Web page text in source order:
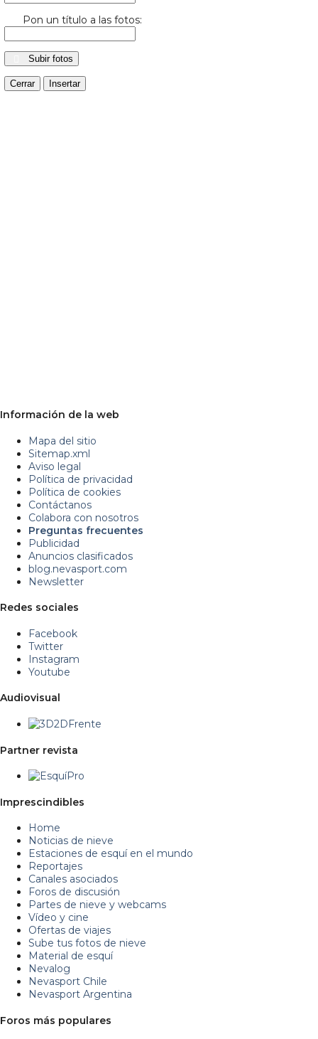
Pon un título a las fotos:
Subir fotos
Cerrar Insertar
Información de la web
Mapa del sitio
Sitemap.xml
Aviso legal
Política de privacidad
Política de cookies
Contáctanos
Colabora con nosotros
Preguntas frecuentes
Publicidad
Anuncios clasificados
blog.nevasport.com
Newsletter
Redes sociales
Facebook
Twitter
Instagram
Youtube
Audiovisual
Partner revista
Imprescindibles
Home
Noticias de nieve
Estaciones de esquí en el mundo
Reportajes
Canales asociados
Foros de discusión
Partes de nieve y webcams
Vídeo y cine
Ofertas de viajes
Sube tus fotos de nieve
Material de esquí
Nevalog
Nevasport Chile
Nevasport Argentina
Foros más populares